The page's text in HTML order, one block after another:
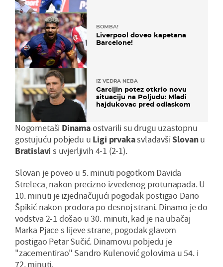
BOMBA!
Liverpool doveo kapetana
Barcelone!
IZ VEDRA NEBA
Garcijin potez otkrio novu
situaciju na Poljudu: Mladi
hajdukovac pred odlaskom
Nogometaši Dinamaostvarili su drugu uzastopnu
gostujuću pobjedu u Ligi prvakasvladavši Slovanu
Bratislavi s uvjerljivih 4-1 (2-1).
Slovan je poveo u 5. minuti pogotkom Davida
Streleca, nakon precizno izvedenog protunapada. U
10. minuti je izjednačujući pogodak postigao Dario
Špikić nakon prodora po desnoj strani. Dinamo je do
vodstva 2-1 došao u 30. minuti, kad je na ubačaj
Marka Pjace s lijeve strane, pogodak glavom
postigao Petar Sučić. Dinamovu pobjedu je
"zacementirao" Sandro Kulenović golovima u 54. i
72. minuti.